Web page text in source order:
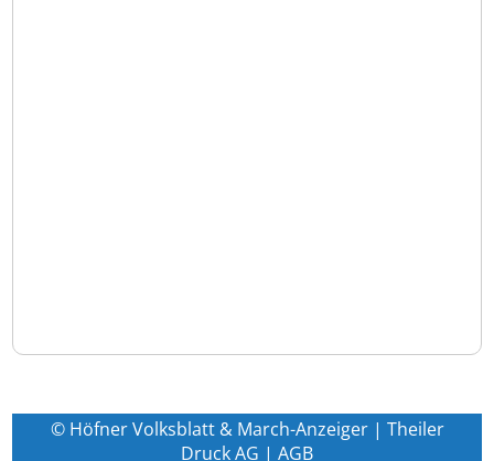
© Höfner Volksblatt & March-Anzeiger | Theiler
Druck AG | AGB